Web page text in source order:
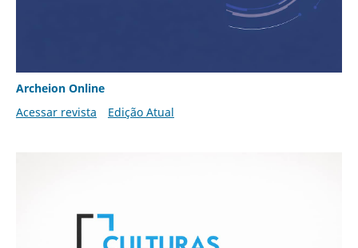
Archeion Online
Acessar revista
Edição Atual